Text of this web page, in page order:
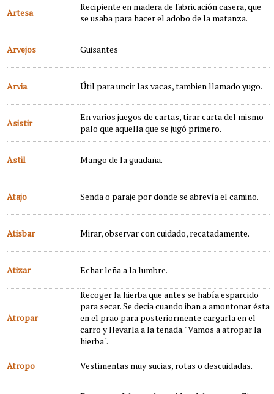
Artesa
Recipiente en madera de fabricación casera, que
se usaba para hacer el adobo de la matanza.
Arvejos Guisantes
Arvia Útil para uncir las vacas, tambien llamado yugo.
Asistir
En varios juegos de cartas, tirar carta del mismo
palo que aquella que se jugó primero.
Astil Mango de la guadaña.
Atajo Senda o paraje por donde se abrevía el camino.
Atisbar Mirar, observar con cuidado, recatadamente.
Atizar Echar leña a la lumbre.
Atropar
Recoger la hierba que antes se había esparcido
para secar. Se decia cuando iban a amontonar ésta
en el prao para posteriormente cargarla en el
carro y llevarla a la tenada. "Vamos a atropar la
hierba".
Atropo Vestimentas muy sucias, rotas o descuidadas.